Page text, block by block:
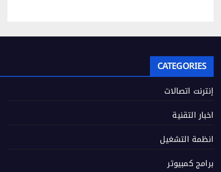
CATEGORIES
إنترنت اتصالات
اخبار التقنية
انظمة التشغيل
برامج كمبيوتر